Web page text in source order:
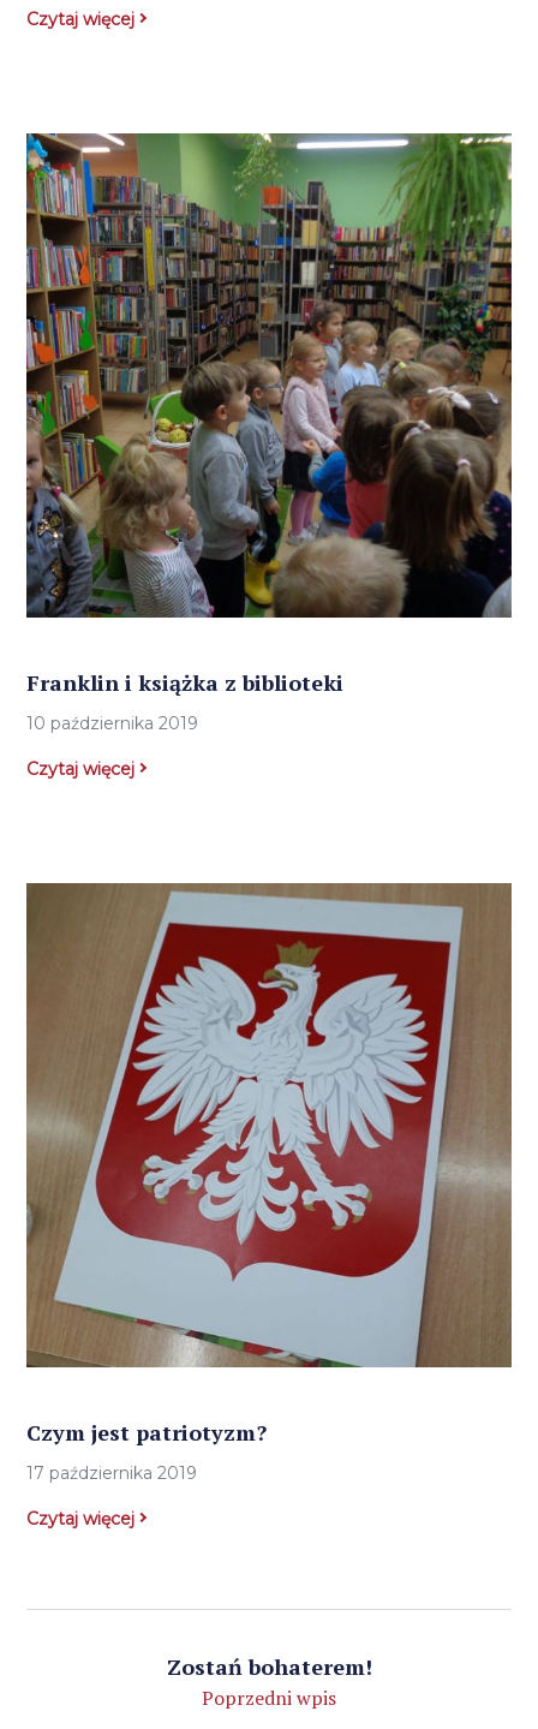
Czytaj więcej
Franklin i książka z biblioteki
10 października 2019
Czytaj więcej
Czym jest patriotyzm?
17 października 2019
Czytaj więcej
Zostań bohaterem!
Poprzedni wpis